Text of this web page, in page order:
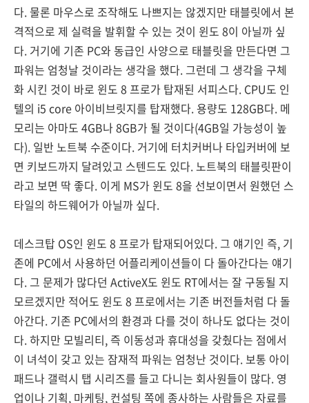
다. 물론 마우스로 조작해도 나쁘지는 않겠지만 태블릿에서 본
격적으로 제 실력을 발휘할 수 있는 것이 윈도 8이 아닐까 싶
다. 거기에 기존 PC와 동급인 사양으로 태블릿을 만든다면 그
파워는 엄청날 것이라는 생각을 했다. 그런데 그 생각을 구체
화 시킨 것이 바로 윈도 8 프로가 탑재된 서피스다. CPU도 인
텔의 i5 core 아이비브릿지를 탑재했다. 용량도 128GB다. 메
모리는 아마도 4GB나 8GB가 될 것이다(4GB일 가능성이 높
다). 일반 노트북 수준이다. 거기에 터치커버나 타입커버에 보
면 키보드까지 달려있고 스텐드도 있다. 노트북의 태블릿판이
라고 보면 딱 좋다. 이게 MS가 윈도 8을 선보이면서 원했던 스
타일의 하드웨어가 아닐까 싶다.
데스크탑 OS인 윈도 8 프로가 탑재되어있다. 그 얘기인 즉, 기
존에 PC에서 사용하던 어플리케이션들이 다 돌아간다는 얘기
다. 그 문제가 많다던 ActiveX도 윈도 RT에서는 잘 구동될 지
모르겠지만 적어도 윈도 8 프로에서는 기존 버전들처럼 다 돌
아간다. 기존 PC에서의 환경과 다를 것이 하나도 없다는 것이
다. 하지만 모빌리티, 즉 이동성과 휴대성을 갖췄다는 점에서
이 녀석이 갖고 있는 잠재적 파워는 엄청난 것이다. 보통 아이
패드나 갤럭시 탭 시리즈를 들고 다니는 회사원들이 많다. 영
업이나 기획, 마케팅, 컨설팅 쪽에 종사하는 사람들은 자료를